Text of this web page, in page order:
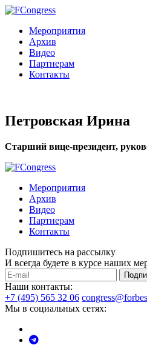
Мероприятия
Архив
Видео
Партнерам
Контакты
Петровская Ирина
Старший вице-президент,
Мероприятия
Архив
Видео
Партнерам
Контакты
Подпишитесь на рассылку
И всегда будете в курсе наших
Наши контакты:
+7 (495) 565 32 06
Мы в социальных сетях: